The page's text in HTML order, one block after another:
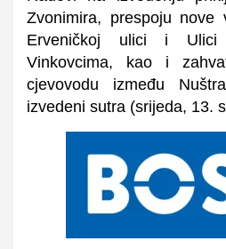
Zvonimira, prespoju nove
Erveničkoj ulici i
Vinkovcima, kao i
cjevovodu između
izvedeni sutra (srijeda, 13.